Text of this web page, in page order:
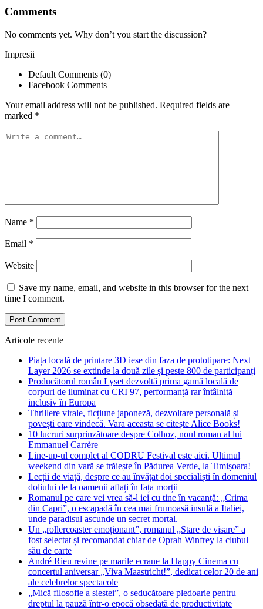
Comments
No comments yet. Why don’t you start the discussion?
Impresii
Default Comments (0)
Facebook Comments
Your email address will not be published. Required fields are
marked *
Name *
Email *
Website
Save my name, email, and website in this browser for the next
time I comment.
Articole recente
Piața locală de printare 3D iese din faza de prototipare: Next
Layer 2026 se extinde la două zile și peste 800 de participanți
Producătorul român Lyset dezvoltă prima gamă locală de
corpuri de iluminat cu CRI 97, performanță rar întâlnită
inclusiv în Europa
Thrillere virale, ficțiune japoneză, dezvoltare personală și
povești care vindecă. Vara aceasta se citește Alice Books!
10 lucruri surprinzătoare despre Colhoz, noul roman al lui
Emmanuel Carrère
Line-up-ul complet al CODRU Festival este aici. Ultimul
weekend din vară se trăiește în Pădurea Verde, la Timișoara!
Lecții de viață, despre ce au învățat doi specialiști în domeniul
doliului de la oamenii aflați în fața morții
Romanul pe care vei vrea să-l iei cu tine în vacanță: „Crima
din Capri”, o escapadă în cea mai frumoasă insulă a Italiei,
unde paradisul ascunde un secret mortal.
Un „rollercoaster emoționant”, romanul „Stare de visare” a
fost selectat și recomandat chiar de Oprah Winfrey la clubul
său de carte
André Rieu revine pe marile ecrane la Happy Cinema cu
concertul aniversar „Viva Maastricht!”, dedicat celor 20 de ani
ale celebrelor spectacole
„Mică filosofie a siestei”, o seducătoare pledoarie pentru
dreptul la pauză într-o epocă obsedată de productivitate